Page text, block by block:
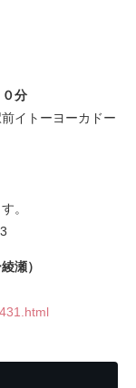
分
イトーヨーカドー
。
瀬）